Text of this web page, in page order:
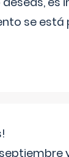
se está